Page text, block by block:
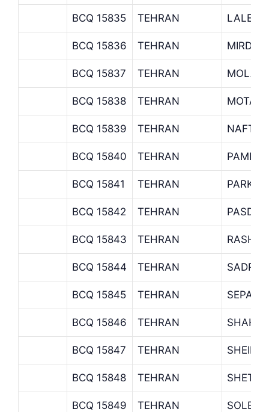
BCQ 15835 TEHRAN LALEH
BCQ 15836 TEHRAN
BCQ 15837 TEHRAN
BCQ 15838 TEHRAN
BCQ 15839 TEHRAN NAFT
BCQ 15840 TEHRAN
BCQ 15841 TEHRAN PARK
BCQ 15842 TEHRAN
BCQ 15843 TEHRAN RASHID
BCQ 15844 TEHRAN SADRA
BCQ 15845 TEHRAN
BCQ 15846 TEHRAN SHAHID
BCQ 15847 TEHRAN SHEIKH
BCQ 15848 TEHRAN
BCQ 15849 TEHRAN